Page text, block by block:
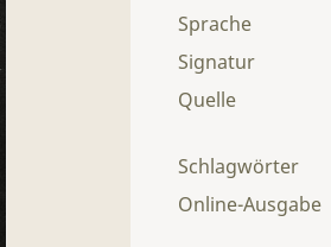
Sprache
Signatur
Quelle
Schlagwörter
Online-Ausgabe